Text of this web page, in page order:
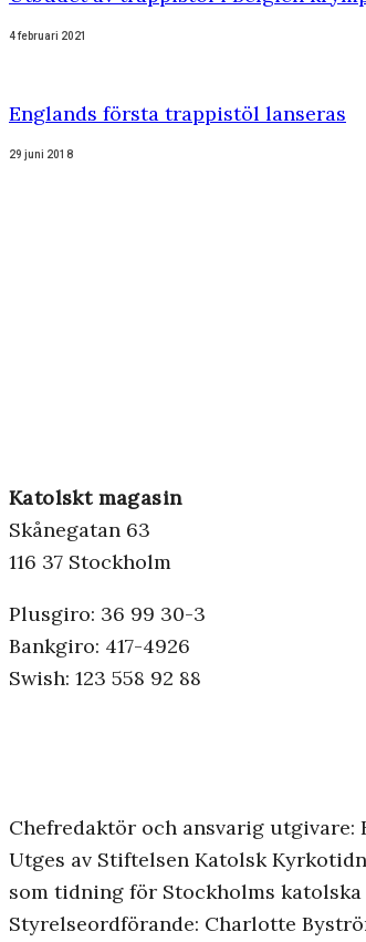
4 februari 2021
Englands första trappistöl lanseras
29 juni 2018
Katolskt magasin
Skånegatan 63
116 37 Stockholm
Plusgiro: 36 99 30-3
Bankgiro: 417-4926
Swish: 123 558 92 88
Chefredaktör och ansvarig utgivare:
Utges av Stiftelsen Katolsk
som tidning för Stockholms
Styrelseordförande: Charlotte